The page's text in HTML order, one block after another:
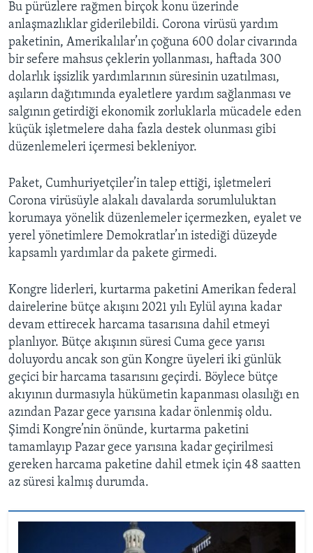
Bu pürüzlere rağmen birçok konu üzerinde
anlaşmazlıklar giderilebildi. Corona virüsü yardım
paketinin, Amerikalılar’ın çoğuna 600 dolar civarında
bir sefere mahsus çeklerin yollanması, haftada 300
dolarlık işsizlik yardımlarının süresinin uzatılması,
aşıların dağıtımında eyaletlere yardım sağlanması ve
salgının getirdiği ekonomik zorluklarla mücadele eden
küçük işletmelere daha fazla destek olunması gibi
düzenlemeleri içermesi bekleniyor.
Paket, Cumhuriyetçiler’in talep ettiği, işletmeleri
Corona virüsüyle alakalı davalarda sorumluluktan
korumaya yönelik düzenlemeler içermezken, eyalet ve
yerel yönetimlere Demokratlar’ın istediği düzeyde
kapsamlı yardımlar da pakete girmedi.
Kongre liderleri, kurtarma paketini Amerikan federal
dairelerine bütçe akışını 2021 yılı Eylül ayına kadar
devam ettirecek harcama tasarısına dahil etmeyi
planlıyor. Bütçe akışının süresi Cuma gece yarısı
doluyordu ancak son gün Kongre üyeleri iki günlük
geçici bir harcama tasarısını geçirdi. Böylece bütçe
akıyının durmasıyla hükümetin kapanması olasılığı en
azından Pazar gece yarısına kadar önlenmiş oldu.
Şimdi Kongre’nin önünde, kurtarma paketini
tamamlayıp Pazar gece yarısına kadar geçirilmesi
gereken harcama paketine dahil etmek için 48 saatten
az süresi kalmış durumda.